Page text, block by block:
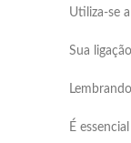
Utiliza-se
Sua
É